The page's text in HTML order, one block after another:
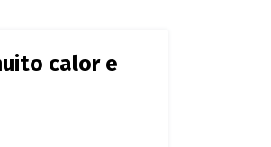
calor e